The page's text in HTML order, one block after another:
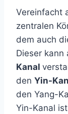
Vereinfacht
zentralen
dem auch
Dieser kann
Kanal
den Yin-
den Yang-
Yin-Kanal